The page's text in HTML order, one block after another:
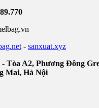
- sanxuat.xyz
- Tòa A2, Phương Đông
Mai, Hà Nội